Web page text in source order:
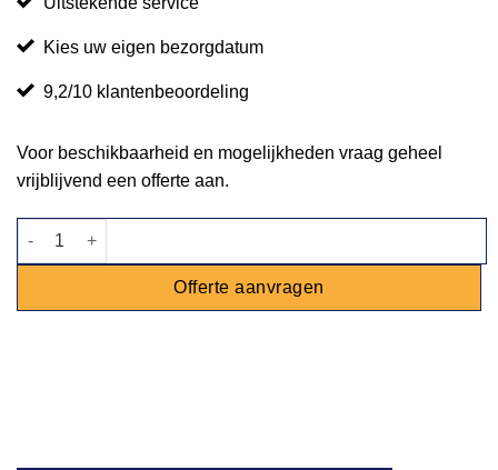
Kies uw eigen bezorgdatum
9,2/10 klantenbeoordeling
Voor beschikbaarheid en mogelijkheden vraag geheel
vrijblijvend een offerte aan.
Rode loper 2m breed | per 5 meter aantal
Offerte aanvragen